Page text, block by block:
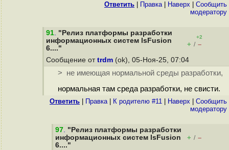
Ответить Правка| Наверх
Cообщить
модератору
91. "Релиз платформы разработки
информационных систем lsFusion
6...."
+2
+ / –
Сообщение от trdm (ok), 05-Ноя-25, 07:04
> не имеющая нормальной среды разработки,
нормальная там среда разработки, не свисти.
Ответить Правка| К родителю #11 Наверх
Cообщить
модератору
97. "Релиз платформы разработки
информационных систем lsFusion
6...."
+ / –